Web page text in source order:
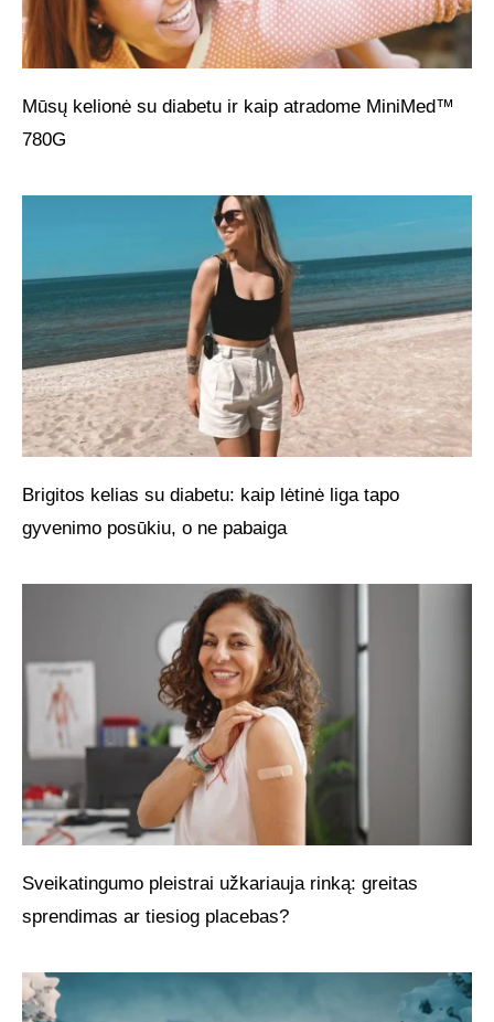
Mūsų kelionė su diabetu ir kaip atradome MiniMed™
780G
Brigitos kelias su diabetu: kaip lėtinė liga tapo
gyvenimo posūkiu, o ne pabaiga
Sveikatingumo pleistrai užkariauja rinką: greitas
sprendimas ar tiesiog placebas?